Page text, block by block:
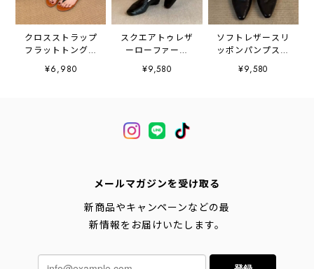
クロスストラップ
フラットトングサ
ンダル
2litr06562
¥6,980
スクエアトゥレザ
ーローファー
2litr05399
¥9,580
ソフトレザースリ
ッポンパンプス
2litr05431
¥9,580
メールマガジンを受け取る
新商品やキャンペーンなどの最
新情報をお届けいたします。